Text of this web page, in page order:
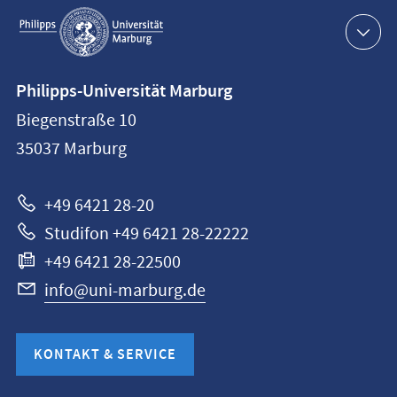
Service-
Navigation
Philipps-
Universität
Marburg
Philipps-Universität Marburg
Biegenstraße 10
35037 Marburg
+49 6421 28-20
Studifon +49 6421 28-22222
+49 6421 28-22500
info@uni-marburg.de
KONTAKT & SERVICE